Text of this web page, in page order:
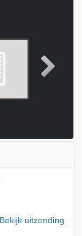
Bekijk uitzending